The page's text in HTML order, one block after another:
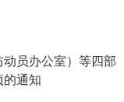
员办公室）等四部
的通知